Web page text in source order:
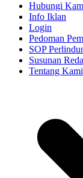
Hubungi
Info Iklan
Login
Pedoman
SOP
Susunan
Tentang Kami